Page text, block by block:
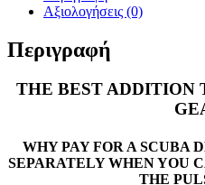
(Black)
ποσότητα
Αξιολογήσεις (0)
Περιγραφή
THE BEST ADDITION
WHY PAY FOR A SCUBA
SEPARATELY WHEN YOU
THE